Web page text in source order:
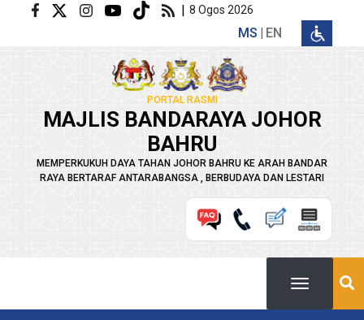
Langkau ke kandungan utama | 8 Ogos 2026
MS EN
PORTAL RASMI
MAJLIS BANDARAYA JOHOR
BAHRU
MEMPERKUKUH DAYA TAHAN JOHOR BAHRU KE ARAH BANDAR
RAYA BERTARAF ANTARABANGSA , BERBUDAYA DAN LESTARI